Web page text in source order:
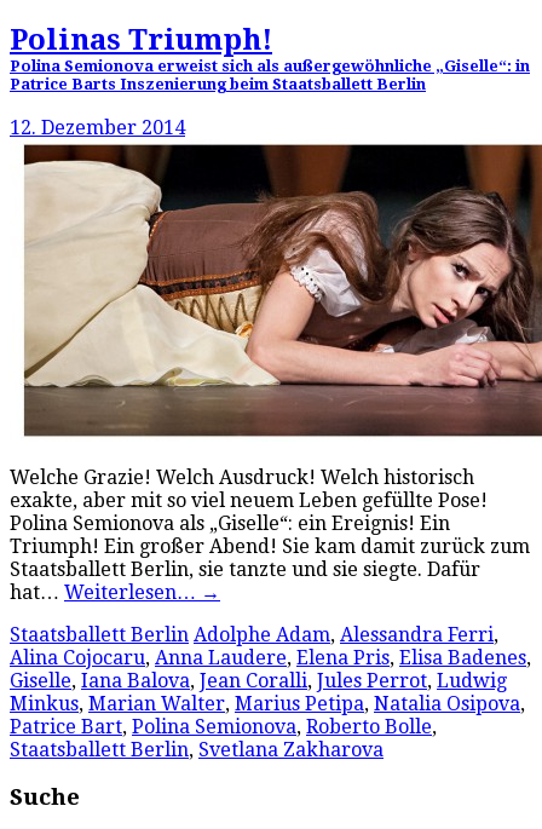
Polinas Triumph!
Polina Semionova erweist sich als außergewöhnliche „Giselle“: in
Patrice Barts Inszenierung beim Staatsballett Berlin
12. Dezember 2014
Welche Grazie! Welch Ausdruck! Welch historisch
exakte, aber mit so viel neuem Leben gefüllte Pose!
Polina Semionova als „Giselle“: ein Ereignis! Ein
Triumph! Ein großer Abend! Sie kam damit zurück zum
Staatsballett Berlin, sie tanzte und sie siegte. Dafür
hat… Weiterlesen… →
Staatsballett Berlin Adolphe Adam, Alessandra Ferri,
Alina Cojocaru, Anna Laudere, Elena Pris, Elisa Badenes,
Giselle, Iana Balova, Jean Coralli, Jules Perrot, Ludwig
Minkus, Marian Walter, Marius Petipa, Natalia Osipova,
Patrice Bart, Polina Semionova, Roberto Bolle,
Staatsballett Berlin, Svetlana Zakharova
Suche